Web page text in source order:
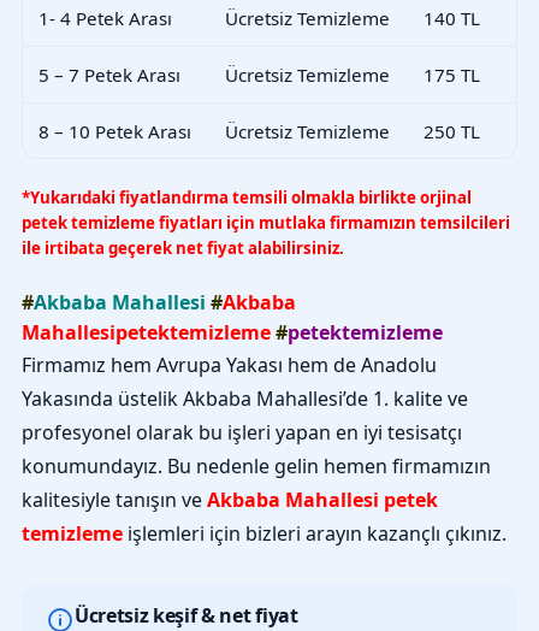
1- 4 Petek Arası Ücretsiz Temizleme 140 TL
5 – 7 Petek Arası Ücretsiz Temizleme 175 TL
8 – 10 Petek Arası Ücretsiz Temizleme 250 TL
*Yukarıdaki fiyatlandırma temsili olmakla birlikte orjinal
petek temizleme fiyatları için mutlaka firmamızın temsilcileri
ile irtibata geçerek net fiyat alabilirsiniz.
#Akbaba Mahallesi #Akbaba
Mahallesipetektemizleme#petektemizleme
Firmamız hem Avrupa Yakası hem de Anadolu
Yakasında üstelik Akbaba Mahallesi’de 1. kalite ve
profesyonel olarak bu işleri yapan en iyi tesisatçı
konumundayız. Bu nedenle gelin hemen firmamızın
kalitesiyle tanışın veAkbaba Mahallesi petek
temizlemeişlemleri için bizleri arayın kazançlı çıkınız.
Ücretsiz keşif & net fiyat